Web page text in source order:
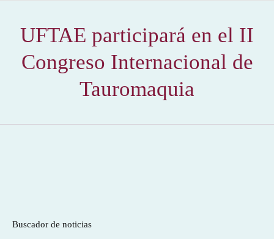
UFTAE participará en el II
Congreso Internacional de
Tauromaquia
Buscador de noticias